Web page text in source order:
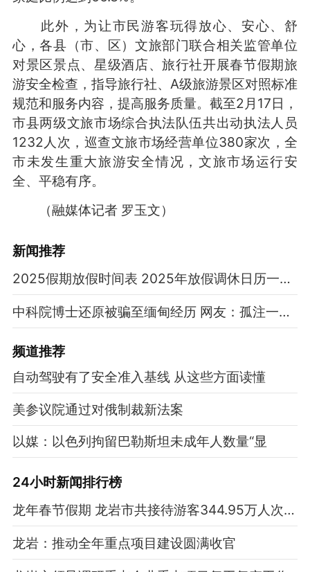
此外，为让市民游客玩得放心、安心、舒
心，各县（市、区）文旅部门联合相关监管单位
对景区景点、星级酒店、旅行社开展春节假期旅
游安全检查，指导旅行社、A级旅游景区对照标准
规范和服务内容，提高服务质量。截至2月17日，
市县两级文旅市场综合执法队伍共出动执法人员
1232人次，巡查文旅市场经营单位380家次，全
市未发生重大旅游安全情况，文旅市场运行安
全、平稳有序。
（融媒体记者 罗玉文）
新闻推荐
2025假期放假时间表 2025年放假调休日历一览表
中科院博士还原被骗至缅甸经历 网友：孤注一掷现实版
频道推荐
自动驾驶有了安全准入基线 从这些方面读懂
美参议院通过对俄制裁新法案
以媒：以色列拘留巴勒斯坦未成年人数量“显
24小时新闻排行榜
龙年春节假期 龙岩市共接待游客344.95万人次 实现旅游总收入25.67亿元
龙岩：推动全年重点项目建设圆满收官